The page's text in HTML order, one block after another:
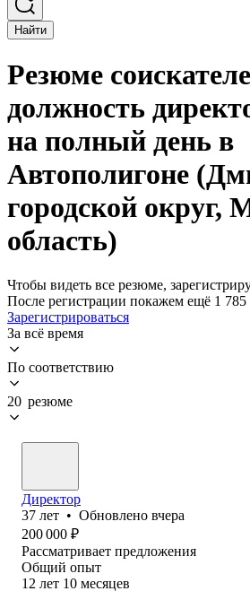
Найти
Резюме
должность
на полный день в
Автополигоне
городской округ,
область)
Чтобы видеть все резюме,
После регистрации покажем ещё 1
Зарегистрироваться
За всё время
По соответствию
20 резюме
Директор
37 лет • Обновлено вчера
200 000 ₽
Рассматривает предложения
Общий опыт
12 лет 10 месяцев